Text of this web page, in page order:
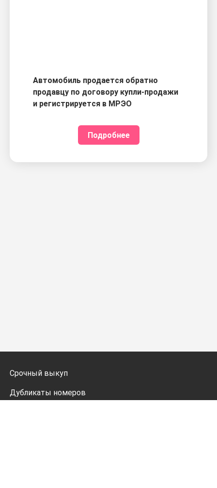
Автомобиль продается обратно
продавцу по договору купли-продажи
и регистрируется в МРЭО
Подробнее
Срочный выкуп
Дубликаты номеров